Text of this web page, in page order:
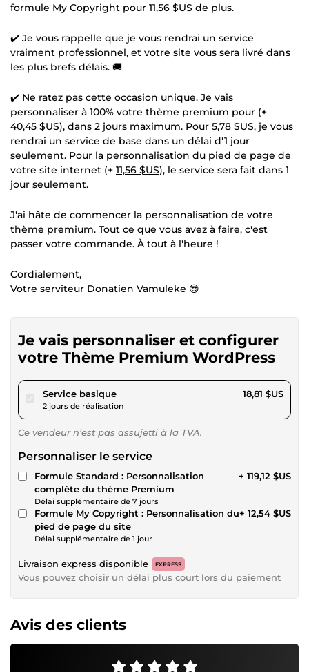
formule My Copyright pour 11,56 $US de plus.
✔️ Je vous rappelle que je vous rendrai un service
vraiment professionnel, et votre site vous sera livré dans
les plus brefs délais. 🚚
✔️ Ne ratez pas cette occasion unique. Je vais
personnaliser à 100% votre thème premium pour (+
40,45 $US), dans 2 jours maximum. Pour 5,78 $US, je vous
rendrai un service de base dans un délai d'1 jour
seulement. Pour la personnalisation du pied de page de
votre site internet (+ 11,56 $US), le service sera fait dans 1
jour seulement.
J'ai hâte de commencer la personnalisation de votre
thème premium. Tout ce que vous avez à faire, c'est
passer votre commande. À tout à l'heure !
Cordialement,
Votre serviteur Donatien Vamuleke 😎
Je vais personnaliser et configurer
votre Thème Premium WordPress
Service basiquepour 17,34 $US
2 jours de réalisation
18,81 $US
Ce vendeur n’est pas assujetti à la TVA.
Personnaliser le service
Formule Standard : Personnalisation
complète du thème Premium
Délai supplémentaire de 7 jours
+ 119,12 $US
Formule My Copyright : Personnalisation du
pied de page du site
Délai supplémentaire de 1 jour
+ 12,54 $US
Livraison express disponible EXPRESS
Vous pouvez choisir un délai plus court lors du paiement
Avis des clients